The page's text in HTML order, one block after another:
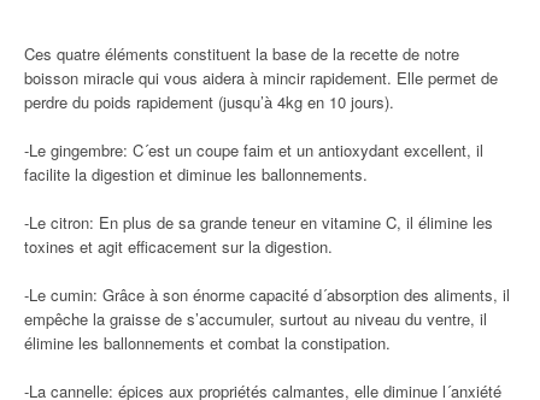
Ces quatre éléments constituent la base de la recette de notre
boisson miracle qui vous aidera à mincir rapidement. Elle permet de
perdre du poids rapidement (jusqu’à 4kg en 10 jours).
-Le gingembre: C´est un coupe faim et un antioxydant excellent, il
facilite la digestion et diminue les ballonnements.
-Le citron: En plus de sa grande teneur en vitamine C, il élimine les
toxines et agit efficacement sur la digestion.
-Le cumin: Grâce à son énorme capacité d´absorption des aliments, il
empêche la graisse de s’accumuler, surtout au niveau du ventre, il
élimine les ballonnements et combat la constipation.
-La cannelle: épices aux propriétés calmantes, elle diminue l´anxiété